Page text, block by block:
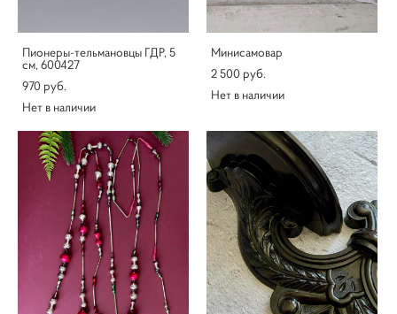
Пионеры-тельмановцы ГДР, 5
см, 600427
970 pуб.
Нет в наличии
Минисамовар
2 500 pуб.
Нет в наличии